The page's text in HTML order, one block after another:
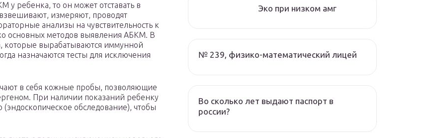
у ребенка, то он может отставать в
измеряют, проводят
анализы на чувствительность к
основных методов выявления АБКМ. В
которые вырабатываются иммунной
назначаются тесты для исключения
в себя кожные пробы, позволяющие
При наличии показаний ребенку
(эндоскопическое обследование), чтобы
Эко при низком амг
№ 239, физико-математический лицей
Во сколько лет выдают паспорт в
россии?